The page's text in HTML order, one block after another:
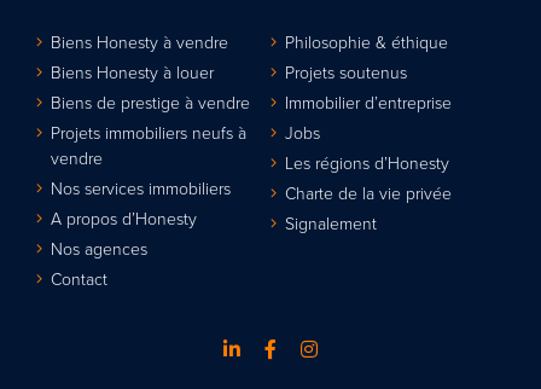
Biens Honesty à vendre
Biens Honesty à louer
Biens de prestige à vendre
Projets immobiliers neufs à
vendre
Nos services immobiliers
A propos d’Honesty
Nos agences
Contact
Philosophie & éthique
Projets soutenus
Immobilier d’entreprise
Jobs
Les régions d’Honesty
Charte de la vie privée
Signalement